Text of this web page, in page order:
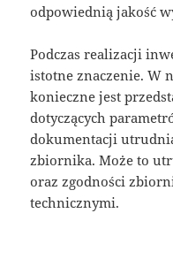
odpowiednią jakość
Podczas realizacji
istotne znaczenie. W
konieczne jest
dotyczących
dokumentacji
zbiornika. Może to
oraz zgodności
technicznymi.